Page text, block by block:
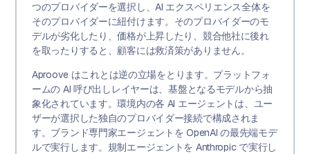
つのプロバイダーを選択し、AI エクスペリエンス全体を
そのプロバイダーに紐付けます。そのプロバイダーのモ
デルが劣化したり、価格が上昇したり、競合他社に後れ
を取ったりすると、顧客には救済策がありません。
Aproove はこれとは逆の立場をとります。プラットフォ
ームの AI 呼び出しレイヤーは、基盤となるモデルから抽
象化されています。環境内の各 AI エージェントは、ユー
ザーが選択した独自のプロバイダー接続で構成されま
す。ブランド専門家エージェントを OpenAI の最先端モデ
ルで実行します。規制エージェントを Anthropic で実行し